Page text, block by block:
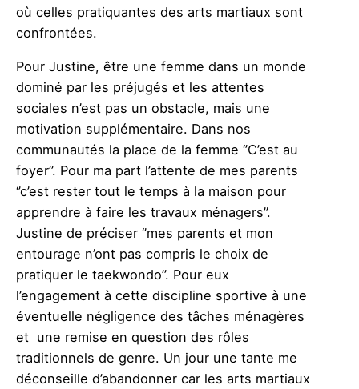
où celles pratiquantes des arts martiaux sont
confrontées.
Pour Justine, être une femme dans un monde
dominé par les préjugés et les attentes
sociales n’est pas un obstacle, mais une
motivation supplémentaire. Dans nos
communautés la place de la femme ‘’C’est au
foyer’’. Pour ma part l’attente de mes parents
‘’c’est rester tout le temps à la maison pour
apprendre à faire les travaux ménagers’’.
Justine de préciser ‘’mes parents et mon
entourage n’ont pas compris le choix de
pratiquer le taekwondo’’. Pour eux
l’engagement à cette discipline sportive à une
éventuelle négligence des tâches ménagères
et une remise en question des rôles
traditionnels de genre. Un jour une tante me
déconseille d’abandonner car les arts martiaux